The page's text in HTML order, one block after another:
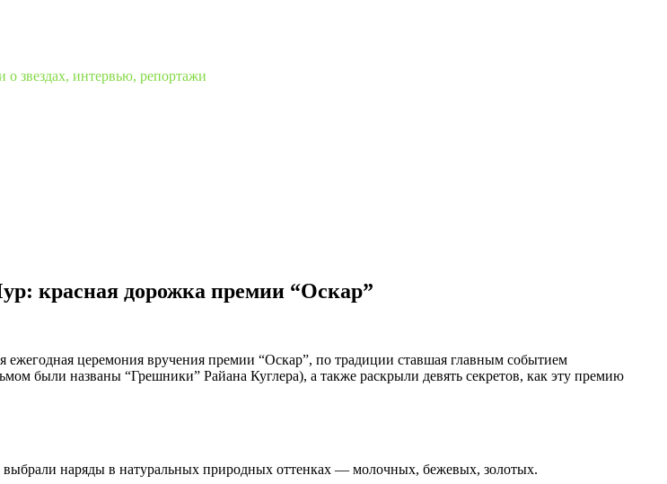
звездах, интервью, репортажи
красная дорожка премии “Оскар”
церемония вручения премии “Оскар”, по традиции ставшая главным событием
были названы “Грешники” Райана Куглера), а также раскрыли девять секретов, как эту премию
наряды в натуральных природных оттенках — молочных, бежевых, золотых.